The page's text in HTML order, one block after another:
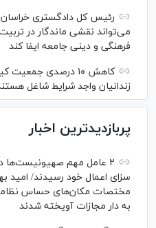
رئیس کل دادگستری خراسان
می‌تواند نقشی ماندگار در
فرهنگی و دینی جامعه ایفا کند
زندانیان واجد شرایط شاغل
پربازدیدترین اخبار
سزای اعمال خود رسیدند/ امید
مختصات مکان‌های حساس نظامی
به دار مجازات آویخته شدند